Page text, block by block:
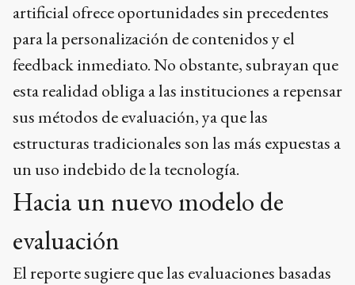
artificial ofrece oportunidades sin precedentes
para la personalización de contenidos y el
feedback inmediato. No obstante, subrayan que
esta realidad obliga a las instituciones a repensar
sus métodos de evaluación, ya que las
estructuras tradicionales son las más expuestas a
un uso indebido de la tecnología.
Hacia un nuevo modelo de
evaluación
El reporte sugiere que las evaluaciones basadas